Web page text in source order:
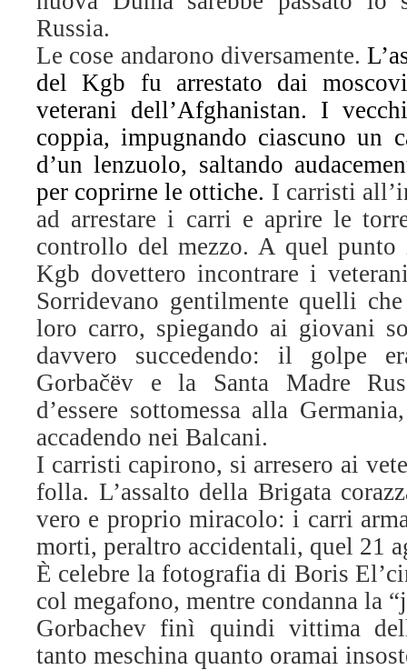
Russia.
Le cose andarono diversamente.
del Kgb fu arrestato dai
veterani dell’Afghanistan. I
coppia, impugnando ciascuno un
d’un lenzuolo, saltando
per coprirne le ottiche. I carristi
ad arrestare i carri e aprire le
controllo del mezzo. A quel
Kgb dovettero incontrare i
Sorridevano gentilmente quelli
loro carro, spiegando ai giovani
davvero succedendo: il golpe
Gorbačëv e la Santa Madre
d’essere sottomessa alla
accadendo nei Balcani.
I carristi capirono, si arresero ai
folla. L’assalto della Brigata
vero e proprio miracolo: i carri
morti, peraltro accidentali, quel 21
È celebre la fotografia di Boris
col megafono, mentre condanna la
Gorbachev finì quindi vittima
tanto meschina quanto oramai